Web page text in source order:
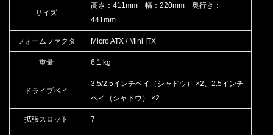
サイズ
高さ：411mm 幅：220mm 奥行き：
441mm
フォームファクタ Micro ATX / Mini ITX
重量 6.1 kg
ドライブベイ
3.5/2.5インチベイ（シャドウ） ×2、2.5インチ
ベイ（シャドウ） ×2
拡張スロット 7